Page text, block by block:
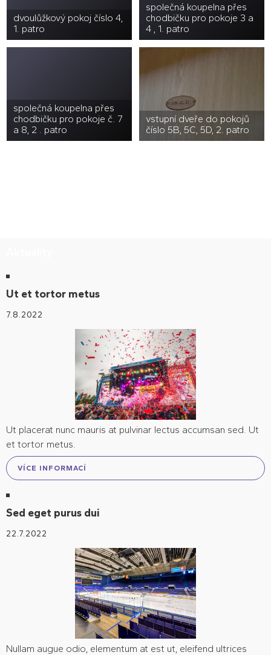
dvoulůžkový pokoj číslo 4,
1. patro
společná koupelna přes
chodbičku pro pokoje 3 a
4 , 1. patro
společná koupelna přes
chodbičku pro pokoje č. 7
a 8, 2 . patro
vstupní dveře do pokojů
číslo 5B, 5C, 5D, 2. patro
Ut et tortor metus
7.8.2022
Ut placerat nunc mauris at pulvinar lectus accumsan sed. Ut
et tortor metus.
VÍCE INFORMACÍ
Sed eget purus dui
22.7.2022
Nullam augue odio, elementum at est ut, eleifend ultrices